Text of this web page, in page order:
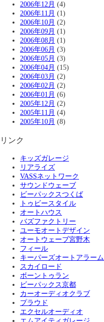
2006年12月 (4)
2006年11月 (1)
2006年10月 (2)
2006年09月 (1)
2006年08月 (1)
2006年06月 (3)
2006年05月 (3)
2006年04月 (15)
2006年03月 (2)
2006年02月 (2)
2006年01月 (6)
2005年12月 (2)
2005年11月 (4)
2005年10月 (8)
リンク
キッズガレージ
リアライズ
VASSネットワーク
サウンドウェーブ
ビーパックスつくば
トゥビースタイル
オートハウス
バズファクトリー
ユーモオートデザイン
オートウェーブ宮野木
フィール
キーパーズオートアラーム
スカイロード
ボーントゥラン
ビーパックス京都
カーオーディオクラブ
プラウド
エクセルオーディオ